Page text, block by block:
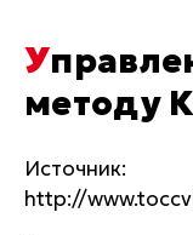
Управление проектами по
методу
Источник:
http://